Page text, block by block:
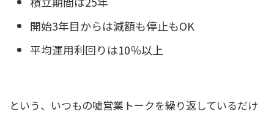
開始3年目からは減額も停止もOK
平均運用利回りは10％以上
という、いつもの嘘営業トークを繰り返しているだけ